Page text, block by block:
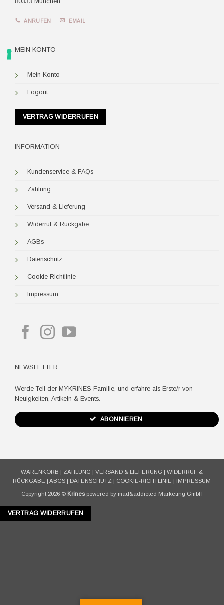
ANRUFEN EMAIL
MEIN KONTO
Mein Konto
Logout
VERTRAG WIDERRUFEN
INFORMATION
Kundenservice & FAQs
Zahlung
Versand & Lieferung
Widerruf & Rückgabe
AGBs
Datenschutz
Cookie Richtlinie
Impressum
NEWSLETTER
Werde Teil der MYKRINES Familie, und erfahre als Erste/r von
Neuigkeiten, Artikeln & Events.
ABONNIEREN
WARENKORB ZAHLUNG VERSAND & LIEFERUNG
WIDERRUF &
RÜCKGABE
ABGS DATENSCHUTZ COOKIE-RICHTLINIE IMPRESSUM
Copyright 2026 © Krinespowered by mad&addicted Marketing GmbH
VERTRAG WIDERRUFEN